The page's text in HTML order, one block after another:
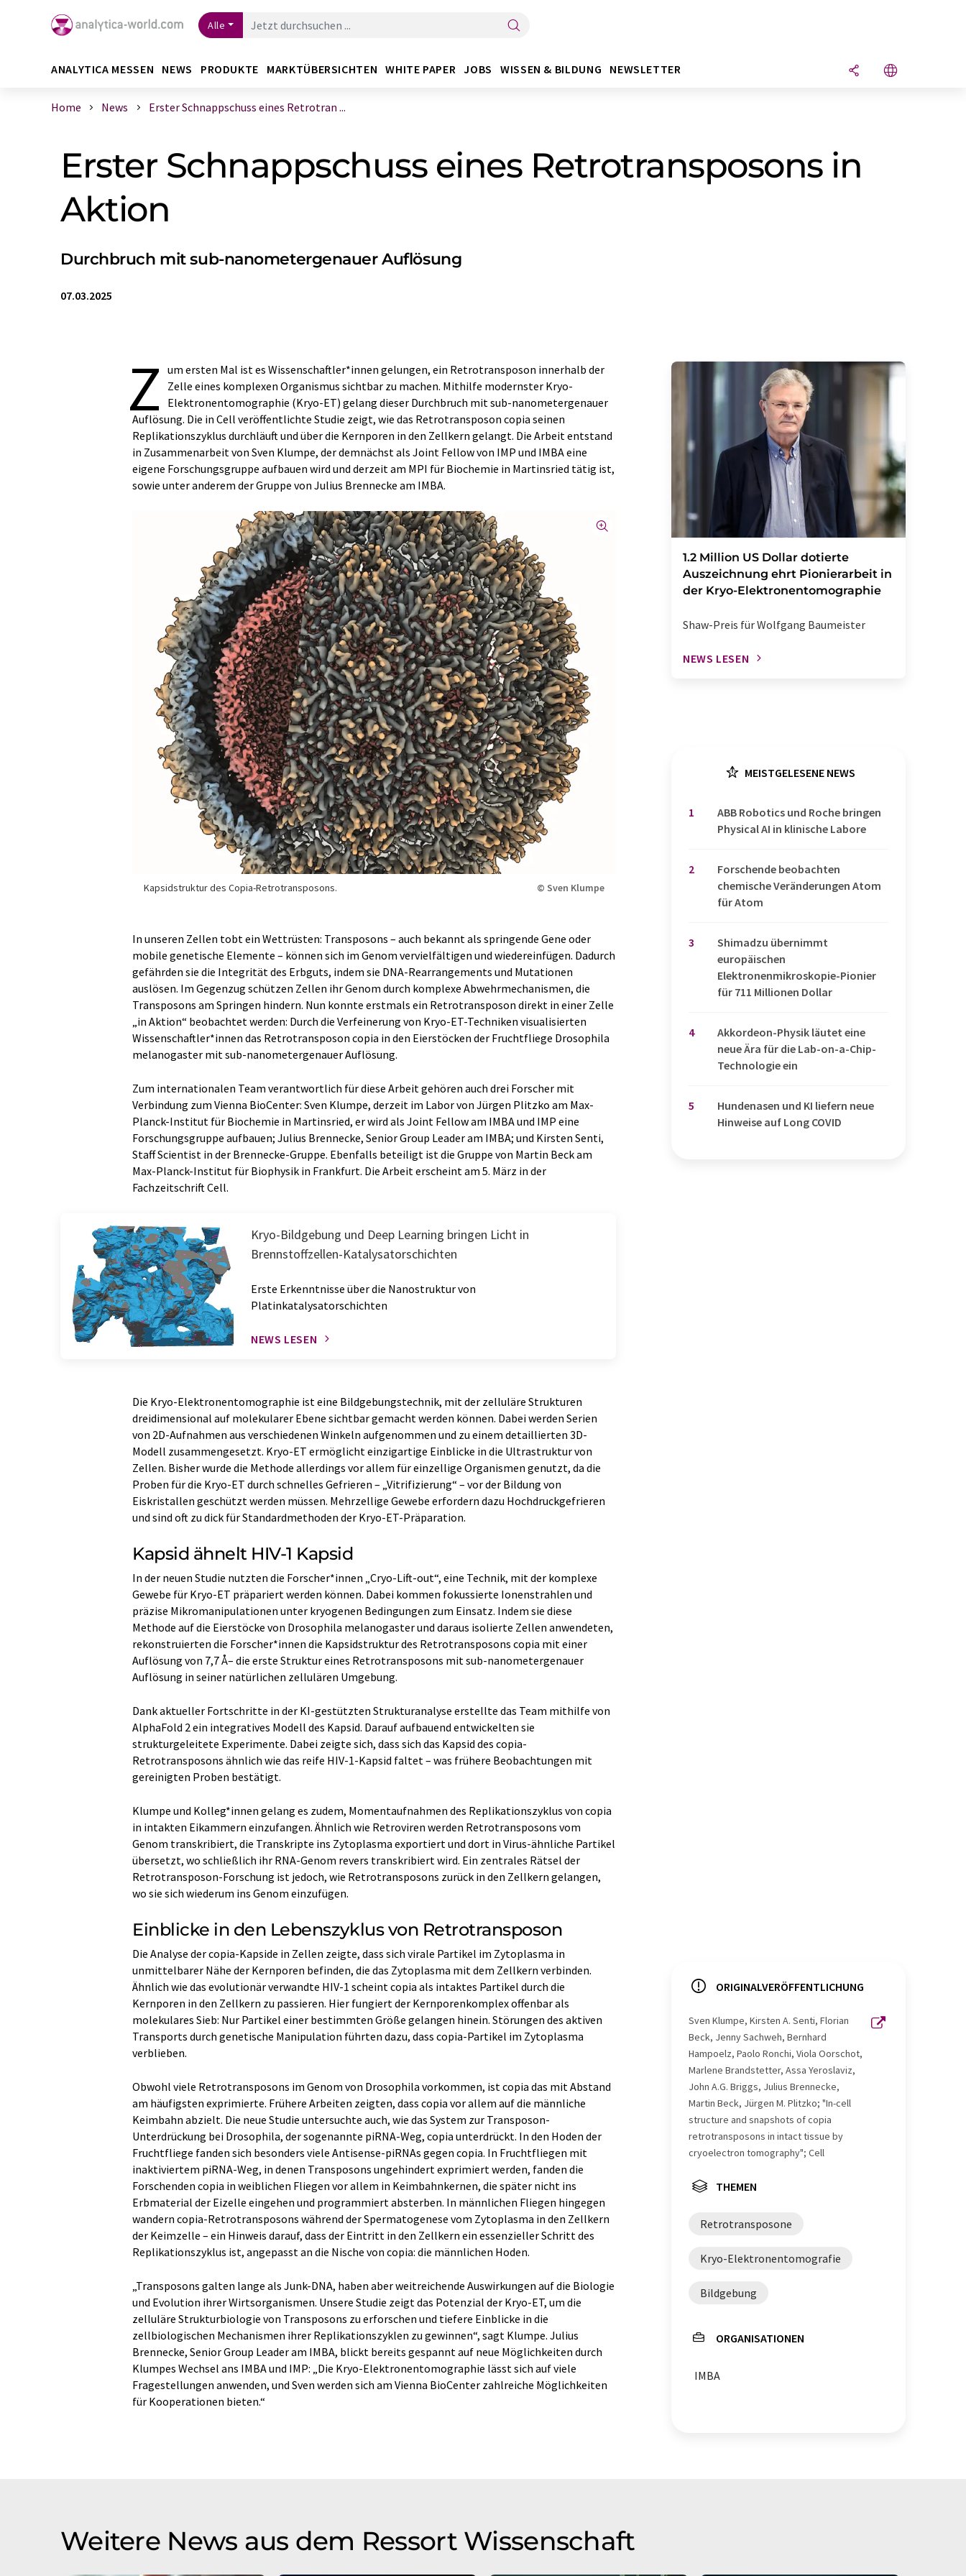
Alle
ANALYTICA MESSEN NEWS PRODUKTE MARKTÜBERSICHTEN WHITE PAPER JOBS WISSEN & BILDUNG NEWSLETTER
Home News Erster Schnappschuss eines Retrotran ...
Erster Schnappschuss eines Retrotransposons in
Aktion
Durchbruch mit sub-nanometergenauer Auflösung
07.03.2025
Z um ersten Mal ist es Wissenschaftler*innen gelungen, ein Retrotransposon innerhalb der
Zelle eines komplexen Organismus sichtbar zu machen. Mithilfe modernster Kryo-
Elektronentomographie (Kryo-ET) gelang dieser Durchbruch mit sub-nanometergenauer
Auflösung. Die in Cell veröffentlichte Studie zeigt, wie das Retrotransposon copia seinen
Replikationszyklus durchläuft und über die Kernporen in den Zellkern gelangt. Die Arbeit entstand
in Zusammenarbeit von Sven Klumpe, der demnächst als Joint Fellow von IMP und IMBA eine
eigene Forschungsgruppe aufbauen wird und derzeit am MPI für Biochemie in Martinsried tätig ist,
sowie unter anderem der Gruppe von Julius Brennecke am IMBA.
Kapsidstruktur des Copia-Retrotransposons. © Sven Klumpe
In unseren Zellen tobt ein Wettrüsten: Transposons – auch bekannt als springende Gene oder
mobile genetische Elemente – können sich im Genom vervielfältigen und wiedereinfügen. Dadurch
gefährden sie die Integrität des Erbguts, indem sie DNA-Rearrangements und Mutationen
auslösen. Im Gegenzug schützen Zellen ihr Genom durch komplexe Abwehrmechanismen, die
Transposons am Springen hindern. Nun konnte erstmals ein Retrotransposon direkt in einer Zelle
„in Aktion“ beobachtet werden: Durch die Verfeinerung von Kryo-ET-Techniken visualisierten
Wissenschaftler*innen das Retrotransposon copia in den Eierstöcken der Fruchtfliege Drosophila
melanogaster mit sub-nanometergenauer Auflösung.
Zum internationalen Team verantwortlich für diese Arbeit gehören auch drei Forscher mit
Verbindung zum Vienna BioCenter: Sven Klumpe, derzeit im Labor von Jürgen Plitzko am Max-
Planck-Institut für Biochemie in Martinsried, er wird als Joint Fellow am IMBA und IMP eine
Forschungsgruppe aufbauen; Julius Brennecke, Senior Group Leader am IMBA; und Kirsten Senti,
Staff Scientist in der Brennecke-Gruppe. Ebenfalls beteiligt ist die Gruppe von Martin Beck am
Max-Planck-Institut für Biophysik in Frankfurt. Die Arbeit erscheint am 5. März in der
Fachzeitschrift Cell.
Kryo-Bildgebung und Deep Learning bringen Licht in
Brennstoffzellen-Katalysatorschichten
Erste Erkenntnisse über die Nanostruktur von
Platinkatalysatorschichten
NEWS LESEN
Die Kryo-Elektronentomographie ist eine Bildgebungstechnik, mit der zelluläre Strukturen
dreidimensional auf molekularer Ebene sichtbar gemacht werden können. Dabei werden Serien
von 2D-Aufnahmen aus verschiedenen Winkeln aufgenommen und zu einem detaillierten 3D-
Modell zusammengesetzt. Kryo-ET ermöglicht einzigartige Einblicke in die Ultrastruktur von
Zellen. Bisher wurde die Methode allerdings vor allem für einzellige Organismen genutzt, da die
Proben für die Kryo-ET durch schnelles Gefrieren – „Vitrifizierung“ – vor der Bildung von
Eiskristallen geschützt werden müssen. Mehrzellige Gewebe erfordern dazu Hochdruckgefrieren
und sind oft zu dick für Standardmethoden der Kryo-ET-Präparation.
Kapsid ähnelt HIV-1 Kapsid
In der neuen Studie nutzten die Forscher*innen „Cryo-Lift-out“, eine Technik, mit der komplexe
Gewebe für Kryo-ET präpariert werden können. Dabei kommen fokussierte Ionenstrahlen und
präzise Mikromanipulationen unter kryogenen Bedingungen zum Einsatz. Indem sie diese
Methode auf die Eierstöcke von Drosophila melanogaster und daraus isolierte Zellen anwendeten,
rekonstruierten die Forscher*innen die Kapsidstruktur des Retrotransposons copia mit einer
Auflösung von 7,7 Å– die erste Struktur eines Retrotransposons mit sub-nanometergenauer
Auflösung in seiner natürlichen zellulären Umgebung.
Dank aktueller Fortschritte in der KI-gestützten Strukturanalyse erstellte das Team mithilfe von
AlphaFold 2 ein integratives Modell des Kapsid. Darauf aufbauend entwickelten sie
strukturgeleitete Experimente. Dabei zeigte sich, dass sich das Kapsid des copia-
Retrotransposons ähnlich wie das reife HIV-1-Kapsid faltet – was frühere Beobachtungen mit
gereinigten Proben bestätigt.
Klumpe und Kolleg*innen gelang es zudem, Momentaufnahmen des Replikationszyklus von copia
in intakten Eikammern einzufangen. Ähnlich wie Retroviren werden Retrotransposons vom
Genom transkribiert, die Transkripte ins Zytoplasma exportiert und dort in Virus-ähnliche Partikel
übersetzt, wo schließlich ihr RNA-Genom revers transkribiert wird. Ein zentrales Rätsel der
Retrotransposon-Forschung ist jedoch, wie Retrotransposons zurück in den Zellkern gelangen,
wo sie sich wiederum ins Genom einzufügen.
Einblicke in den Lebenszyklus von Retrotransposon
Die Analyse der copia-Kapside in Zellen zeigte, dass sich virale Partikel im Zytoplasma in
unmittelbarer Nähe der Kernporen befinden, die das Zytoplasma mit dem Zellkern verbinden.
Ähnlich wie das evolutionär verwandte HIV-1 scheint copia als intaktes Partikel durch die
Kernporen in den Zellkern zu passieren. Hier fungiert der Kernporenkomplex offenbar als
molekulares Sieb: Nur Partikel einer bestimmten Größe gelangen hinein. Störungen des aktiven
Transports durch genetische Manipulation führten dazu, dass copia-Partikel im Zytoplasma
verblieben.
Obwohl viele Retrotransposons im Genom von Drosophila vorkommen, ist copia das mit Abstand
am häufigsten exprimierte. Frühere Arbeiten zeigten, dass copia vor allem auf die männliche
Keimbahn abzielt. Die neue Studie untersuchte auch, wie das System zur Transposon-
Unterdrückung bei Drosophila, der sogenannte piRNA-Weg, copia unterdrückt. In den Hoden der
Fruchtfliege fanden sich besonders viele Antisense-piRNAs gegen copia. In Fruchtfliegen mit
inaktiviertem piRNA-Weg, in denen Transposons ungehindert exprimiert werden, fanden die
Forschenden copia in weiblichen Fliegen vor allem in Keimbahnkernen, die später nicht ins
Erbmaterial der Eizelle eingehen und programmiert absterben. In männlichen Fliegen hingegen
wandern copia-Retrotransposons während der Spermatogenese vom Zytoplasma in den Zellkern
der Keimzelle – ein Hinweis darauf, dass der Eintritt in den Zellkern ein essenzieller Schritt des
Replikationszyklus ist, angepasst an die Nische von copia: die männlichen Hoden.
„Transposons galten lange als Junk-DNA, haben aber weitreichende Auswirkungen auf die Biologie
und Evolution ihrer Wirtsorganismen. Unsere Studie zeigt das Potenzial der Kryo-ET, um die
zelluläre Strukturbiologie von Transposons zu erforschen und tiefere Einblicke in die
zellbiologischen Mechanismen ihrer Replikationszyklen zu gewinnen“, sagt Klumpe. Julius
Brennecke, Senior Group Leader am IMBA, blickt bereits gespannt auf neue Möglichkeiten durch
Klumpes Wechsel ans IMBA und IMP: „Die Kryo-Elektronentomographie lässt sich auf viele
Fragestellungen anwenden, und Sven werden sich am Vienna BioCenter zahlreiche Möglichkeiten
für Kooperationen bieten.“
1.2 Million US Dollar dotierte
Auszeichnung ehrt Pionierarbeit in
der Kryo-Elektronentomographie
Shaw-Preis für Wolfgang Baumeister
NEWS LESEN
MEISTGELESENE NEWS
1
​​​​​​​ABB Robotics und Roche bringen
Physical AI in klinische Labore
2
Forschende beobachten
chemische Veränderungen Atom
für Atom
3
Shimadzu übernimmt
europäischen
Elektronenmikroskopie-Pionier
für 711 Millionen Dollar
4
Akkordeon-Physik läutet eine
neue Ära für die Lab-on-a-Chip-
Technologie ein
5
Hundenasen und KI liefern neue
Hinweise auf Long COVID
ORIGINALVERÖFFENTLICHUNG
Sven Klumpe, Kirsten A. Senti, Florian
Beck, Jenny Sachweh, Bernhard
Hampoelz, Paolo Ronchi, Viola Oorschot,
Marlene Brandstetter, Assa Yeroslaviz,
John A.G. Briggs, Julius Brennecke,
Martin Beck, Jürgen M. Plitzko; "In-cell
structure and snapshots of copia
retrotransposons in intact tissue by
cryoelectron tomography"; Cell
THEMEN
Retrotransposone
Kryo-Elektronentomografie
Bildgebung
ORGANISATIONEN
IMBA
Weitere News aus dem Ressort Wissenschaft